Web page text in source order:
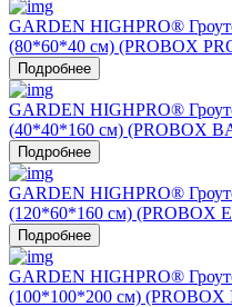
GARDEN HIGHPRO®
(80*60*40 см) (PROBOX
Подробнее
GARDEN HIGHPRO®
(40*40*160 см) (PROBOX
Подробнее
GARDEN HIGHPRO®
(120*60*160 см) (PROBOX
Подробнее
GARDEN HIGHPRO®
(100*100*200 см)